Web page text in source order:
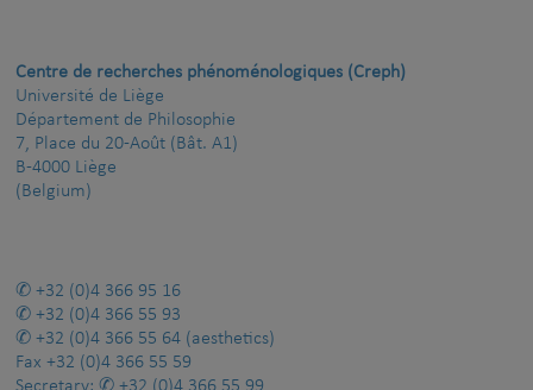
Centre de recherches phénoménologiques (Creph)
Université de Liège
Département de Philosophie
7, Place du 20-Août (Bât. A1)
B-4000 Liège
(Belgium)
+32 (0)4 366 95 16
+32 (0)4 366 55 93
+32 (0)4 366 55 64 (aesthetics)
Fax +32 (0)4 366 55 59